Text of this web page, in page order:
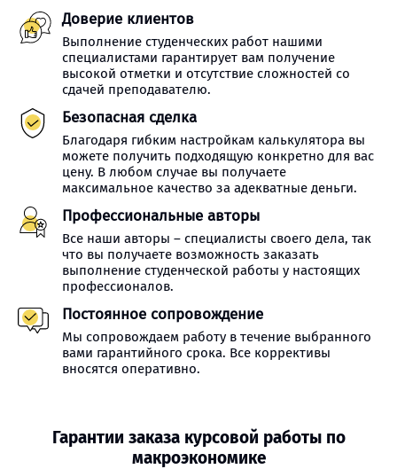
Доверие клиентов
Выполнение студенческих работ нашими
специалистами гарантирует вам получение
высокой отметки и отсутствие сложностей со
сдачей преподавателю.
Безопасная сделка
Благодаря гибким настройкам калькулятора вы
можете получить подходящую конкретно для вас
цену. В любом случае вы получаете
максимальное качество за адекватные деньги.
Профессиональные авторы
Все наши авторы – специалисты своего дела, так
что вы получаете возможность заказать
выполнение студенческой работы у настоящих
профессионалов.
Постоянное сопровождение
Мы сопровождаем работу в течение выбранного
вами гарантийного срока. Все коррективы
вносятся оперативно.
Гарантии заказа курсовой работы по
макроэкономике